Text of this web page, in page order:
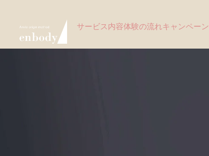
サービス内容体験の流れキャンペーン